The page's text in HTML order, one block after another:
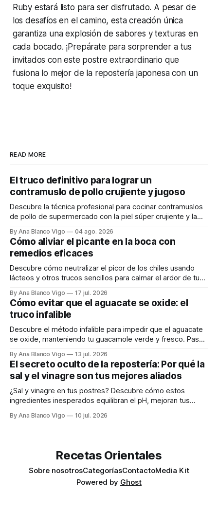
Ruby estará listo para ser disfrutado. A pesar de
los desafíos en el camino, esta creación única
garantiza una explosión de sabores y texturas en
cada bocado. ¡Prepárate para sorprender a tus
invitados con este postre extraordinario que
fusiona lo mejor de la repostería japonesa con un
toque exquisito!
READ MORE
El truco definitivo para lograr un
contramuslo de pollo crujiente y jugoso
Descubre la técnica profesional para cocinar contramuslos
de pollo de supermercado con la piel súper crujiente y la
By Ana Blanco Vigo 04 ago. 2026
Cómo aliviar el picante en la boca con
remedios eficaces
Descubre cómo neutralizar el picor de los chiles usando
lácteos y otros trucos sencillos para calmar el ardor de tu
By Ana Blanco Vigo 17 jul. 2026
Cómo evitar que el aguacate se oxide: el
truco infalible
Descubre el método infalible para impedir que el aguacate
se oxide, manteniendo tu guacamole verde y fresco. Paso
By Ana Blanco Vigo 13 jul. 2026
El secreto oculto de la repostería: Por qué la
sal y el vinagre son tus mejores aliados
¿Sal y vinagre en tus postres? Descubre cómo estos
ingredientes inesperados equilibran el pH, mejoran tus
By Ana Blanco Vigo 10 jul. 2026
Recetas Orientales
Sobre nosotrosCategoríasContactoMedia Kit
Powered by Ghost